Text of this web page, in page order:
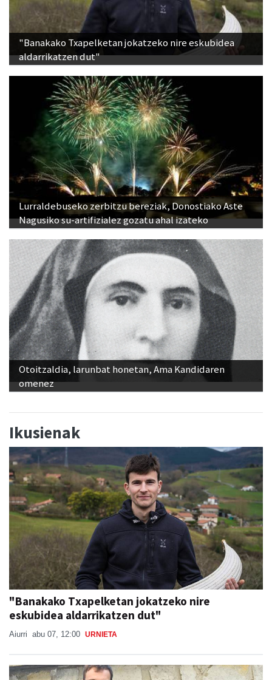
"Banakako Txapelketan jokatzeko nire eskubidea
aldarrikatzen dut"
Lurraldebuseko zerbitzu bereziak, Donostiako Aste
Nagusiko su-artifizialez gozatu ahal izateko
Otoitzaldia, larunbat honetan, Ama Kandidaren
omenez
Ikusienak
"Banakako Txapelketan jokatzeko nire
eskubidea aldarrikatzen dut"
Aiurri abu 07, 12:00 URNIETA